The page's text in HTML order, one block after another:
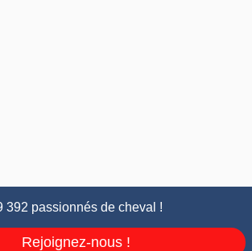
392 passionnés de cheval !
Rejoignez-nous !